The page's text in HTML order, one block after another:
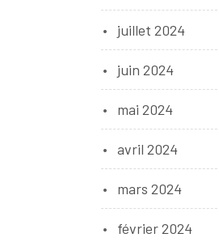
juillet 2024
juin 2024
mai 2024
avril 2024
mars 2024
février 2024